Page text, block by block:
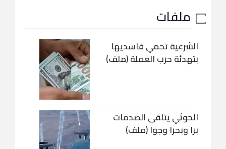
ملفات
الشرعية تحمي فاسديها
بتهدئة حرب العملة (ملف)
الحوثي يتلقى الصدمات
برا وبحرا وجوا (ملف)